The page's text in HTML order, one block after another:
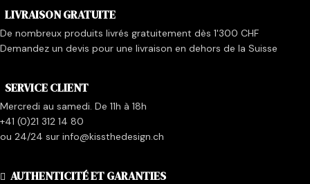
LIVRAISON GRATUITE
De nombreux produits livrés gratuitement dès 1'300 CHF
Demandez un devis pour une livraison en dehors de la Suisse
SERVICE CLIENT
Mercredi au samedi. De 11h à 18h
+41 (0)21 312 14 80
ou 24/24 sur info@kissthedesign.ch
AUTHENTICITÉ ET GARANTIES